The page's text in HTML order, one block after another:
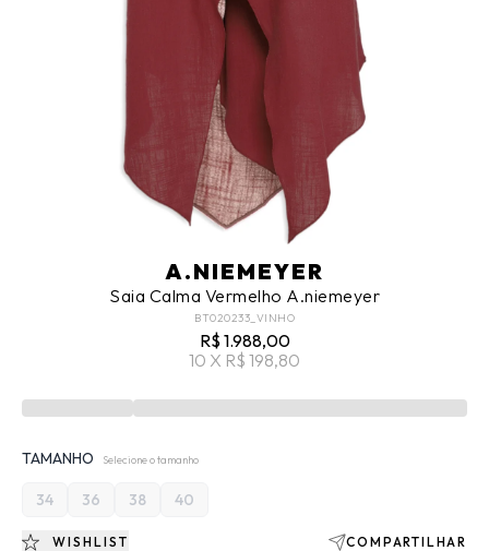
A.NIEMEYER
Saia Calma Vermelho A.niemeyer
BT020233_VINHO
R$ 1.988,00
10 X R$ 198,80
TAMANHO Selecione o tamanho
34 36 38 40
WISHLIST COMPARTILHAR